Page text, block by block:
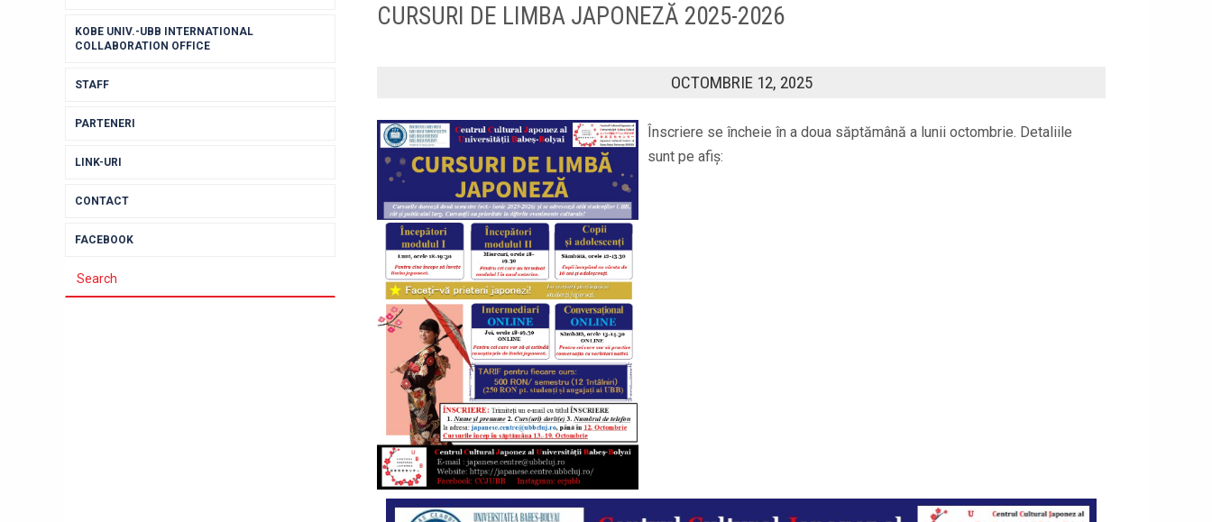
KOBE UNIV.-UBB INTERNATIONAL
COLLABORATION OFFICE
STAFF
PARTENERI
LINK-URI
CONTACT
FACEBOOK
CURSURI DE LIMBA JAPONEZĂ 2025-2026
OCTOMBRIE 12, 2025
Înscriere se încheie în a doua săptămână a lunii octombrie. Detaliile
sunt pe afiș: